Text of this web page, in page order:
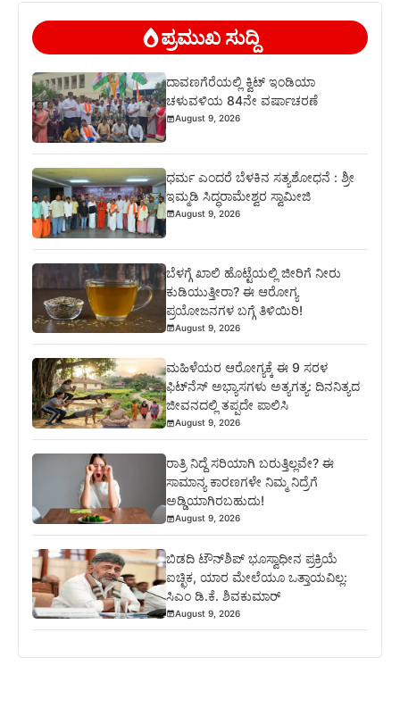
ಪ್ರಮುಖ ಸುದ್ದಿ
ದಾವಣಗೆರೆಯಲ್ಲಿ ಕ್ವಿಟ್ ಇಂಡಿಯಾ
ಚಳುವಳಿಯ 84ನೇ ವರ್ಷಾಚರಣೆ
August 9, 2026
ಧರ್ಮ ಎಂದರೆ ಬೆಳಕಿನ ಸತ್ಯಶೋಧನೆ : ಶ್ರೀ
ಇಮ್ಮಡಿ ಸಿದ್ಧರಾಮೇಶ್ವರ ಸ್ವಾಮೀಜಿ
August 9, 2026
ಬೆಳಗ್ಗೆ ಖಾಲಿ ಹೊಟ್ಟೆಯಲ್ಲಿ ಜೀರಿಗೆ ನೀರು
ಕುಡಿಯುತ್ತೀರಾ? ಈ ಆರೋಗ್ಯ
ಪ್ರಯೋಜನಗಳ ಬಗ್ಗೆ ತಿಳಿಯಿರಿ!
August 9, 2026
ಮಹಿಳೆಯರ ಆರೋಗ್ಯಕ್ಕೆ ಈ 9 ಸರಳ
ಫಿಟ್‌ನೆಸ್‌ ಅಭ್ಯಾಸಗಳು ಅತ್ಯಗತ್ಯ: ದಿನನಿತ್ಯದ
ಜೀವನದಲ್ಲಿ ತಪ್ಪದೇ ಪಾಲಿಸಿ
August 9, 2026
ರಾತ್ರಿ ನಿದ್ದೆ ಸರಿಯಾಗಿ ಬರುತ್ತಿಲ್ಲವೇ? ಈ
ಸಾಮಾನ್ಯ ಕಾರಣಗಳೇ ನಿಮ್ಮ ನಿದ್ರೆಗೆ
ಅಡ್ಡಿಯಾಗಿರಬಹುದು!
August 9, 2026
ಬಿಡದಿ ಟೌನ್‌ಶಿಪ್‌ ಭೂಸ್ವಾಧೀನ ಪ್ರಕ್ರಿಯೆ
ಐಚ್ಛಿಕ, ಯಾರ ಮೇಲೆಯೂ ಒತ್ತಾಯವಿಲ್ಲ:
ಸಿಎಂ ಡಿ.ಕೆ. ಶಿವಕುಮಾರ್
August 9, 2026